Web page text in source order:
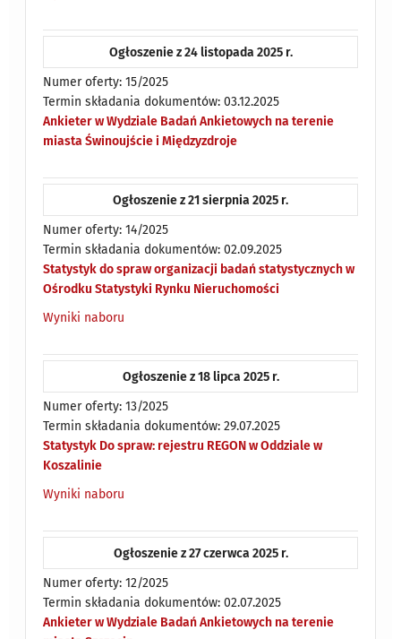
Ogłoszenie z 24 listopada 2025 r.
Numer oferty: 15/2025
Termin składania dokumentów: 03.12.2025
Ankieter w Wydziale Badań Ankietowych na terenie
miasta Świnoujście i Międzyzdroje
Ogłoszenie z 21 sierpnia 2025 r.
Numer oferty: 14/2025
Termin składania dokumentów: 02.09.2025
Statystyk do spraw organizacji badań statystycznych w
Ośrodku Statystyki Rynku Nieruchomości
Wyniki naboru
Ogłoszenie z 18 lipca 2025 r.
Numer oferty: 13/2025
Termin składania dokumentów: 29.07.2025
Statystyk Do spraw: rejestru REGON w Oddziale w
Koszalinie
Wyniki naboru
Ogłoszenie z 27 czerwca 2025 r.
Numer oferty: 12/2025
Termin składania dokumentów: 02.07.2025
Ankieter w Wydziale Badań Ankietowych na terenie